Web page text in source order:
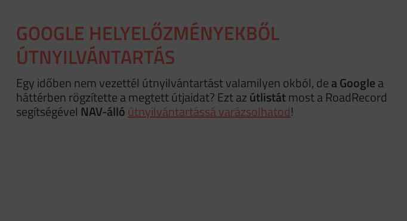
GOOGLE HELYELŐZMÉNYEKBŐL
ÚTNYILVÁNTARTÁS
Egy időben nem vezettél útnyilvántartást valamilyen okból, dea Googlea
háttérben rögzítette a megtett útjaidat? Ezt azútlistátmost a RoadRecord
segítségével NAV-állóútnyilvántartássá varázsolhatod!